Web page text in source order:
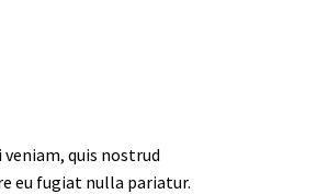
quis nostrud
eu fugiat nulla pariatur.